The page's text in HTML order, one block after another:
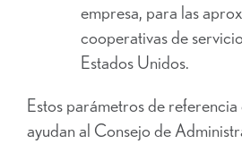
empresa, para las
cooperativas de
Estados Unidos.
Estos parámetros de
ayudan al Consejo de